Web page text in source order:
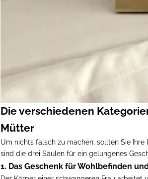
Die verschiedenen
Mütter
Um nichts falsch zu machen, sollten Sie
sind die drei Säulen für ein gelungenes
1. Das Geschenk für Wohlbefinden